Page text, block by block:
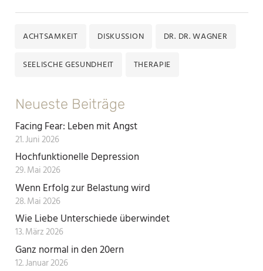
ACHTSAMKEIT DISKUSSION DR. DR. WAGNER
SEELISCHE GESUNDHEIT THERAPIE
Neueste Beiträge
Facing Fear: Leben mit Angst
21. Juni 2026
Hochfunktionelle Depression
29. Mai 2026
Wenn Erfolg zur Belastung wird
28. Mai 2026
Wie Liebe Unterschiede überwindet
13. März 2026
Ganz normal in den 20ern
12. Januar 2026